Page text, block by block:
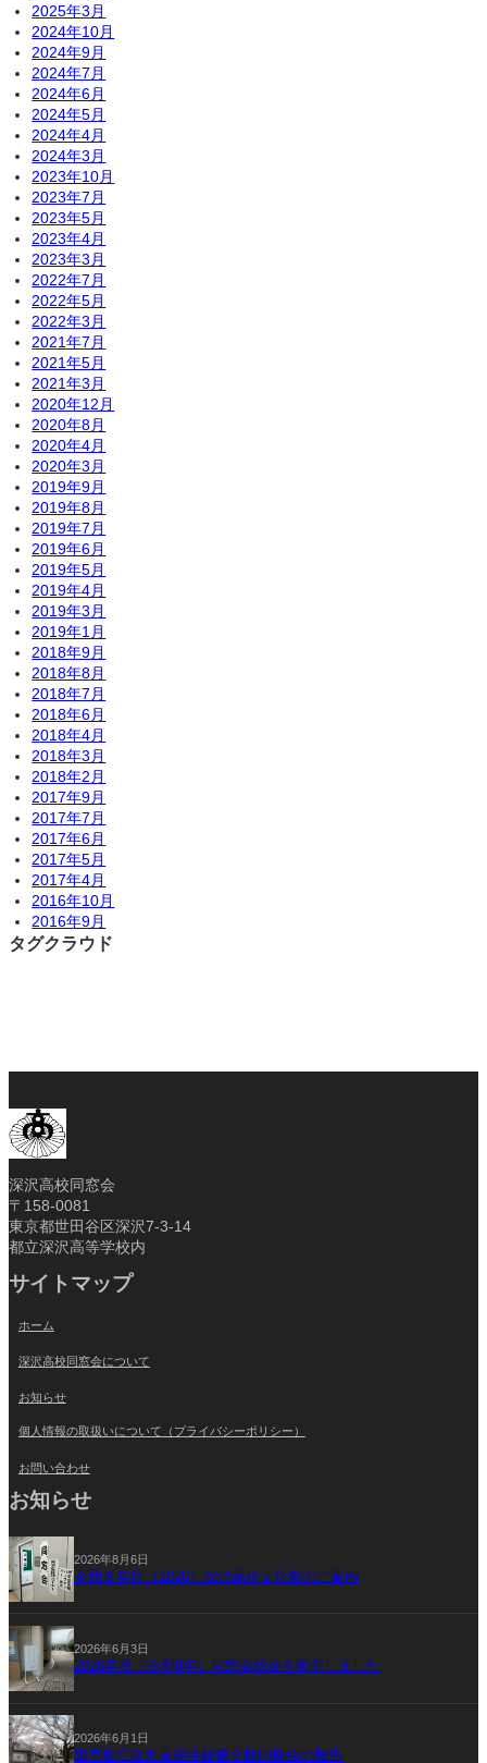
2025年3月
2024年10月
2024年9月
2024年7月
2024年6月
2024年5月
2024年4月
2024年3月
2023年10月
2023年7月
2023年5月
2023年4月
2023年3月
2022年7月
2022年5月
2022年3月
2021年7月
2021年5月
2021年3月
2020年12月
2020年8月
2020年4月
2020年3月
2019年9月
2019年8月
2019年7月
2019年6月
2019年5月
2019年4月
2019年3月
2019年1月
2018年9月
2018年8月
2018年7月
2018年6月
2018年4月
2018年3月
2018年2月
2017年9月
2017年7月
2017年6月
2017年5月
2017年4月
2016年10月
2016年9月
タグクラウド
深沢高校同窓会
〒158-0081
東京都世田谷区深沢7-3-14
都立深沢高等学校内
サイトマップ
ホーム
深沢高校同窓会について
お知らせ
個人情報の取扱いについて（プライバシーポリシー）
お問い合わせ
お知らせ
2026年8月6日
令和８年度（2026）深沢高校文化祭のご案内
2026年6月3日
2026年度（令和8年）同窓会総会を開催しました
2026年6月1日
東京都立深沢高等学校第９期同期会の報告